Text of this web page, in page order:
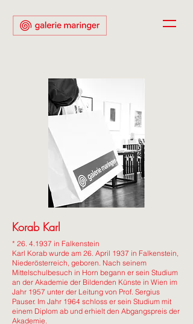
Korab Karl
* 26. 4.1937 in Falkenstein
Karl Korab wurde am 26. April 1937 in Falkenstein,
Niederösterreich, geboren. Nach seinem
Mittelschulbesuch in Horn begann er sein Studium
an der Akademie der Bildenden Künste in Wien im
Jahr 1957 unter der Leitung von Prof. Sergius
Pauser. Im Jahr 1964 schloss er sein Studium mit
einem Diplom ab und erhielt den Abgangspreis der
Akademie.